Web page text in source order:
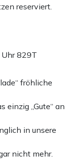
reserviert.
Uhr829T
fröhliche
einzig „Gute“ an
in unsere
nicht mehr.